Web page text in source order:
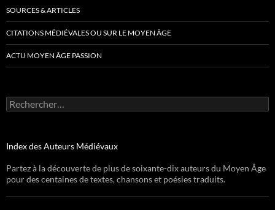
SOURCES & ARTICLES
CITATIONS MÉDIÉVALES OU SUR LE MOYEN ÂGE
ACTU MOYEN ÂGE PASSION
Rechercher :
Index des Auteurs Médiévaux
Partez à la découverte de plus de soixante-dix auteurs du Moyen Âge
pour des centaines de textes, chansons et poésies traduits.